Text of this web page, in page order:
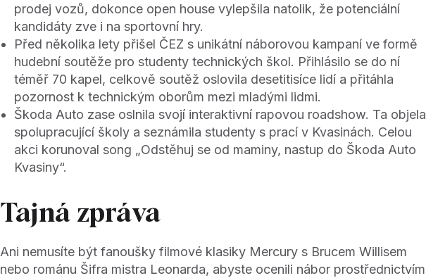
prodej vozů, dokonce open house vylepšila natolik, že potenciální
kandidáty zve i na sportovní hry.
Před několika lety přišel ČEZ s unikátní náborovou kampaní ve formě
hudební soutěže pro studenty technických škol. Přihlásilo se do ní
téměř 70 kapel, celkově soutěž oslovila desetitisíce lidí a přitáhla
pozornost k technickým oborům mezi mladými lidmi.
Škoda Auto zase oslnila svojí interaktivní rapovou roadshow. Ta objela
spolupracující školy a seznámila studenty s prací v Kvasinách. Celou
akci korunoval song „Odstěhuj se od maminy, nastup do Škoda Auto
Kvasiny“.
Tajná zpráva
Ani nemusíte být fanoušky filmové klasiky Mercury s Brucem Willisem
nebo románu Šifra mistra Leonarda, abyste ocenili nábor prostřednictvím